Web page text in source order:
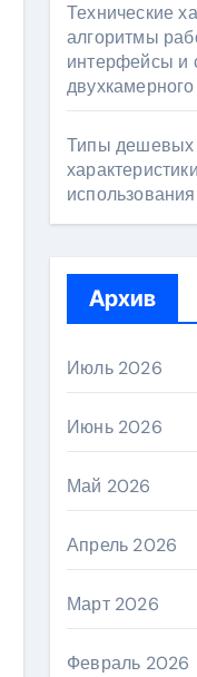
Технические
алгоритмы
интерфейсы и
Типы дешевых
Архив
Июль 2026
Июнь 2026
Май 2026
Апрель 2026
Март 2026
Февраль 2026